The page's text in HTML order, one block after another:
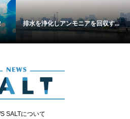
排水を浄化しアンモニアを回収す...
SALTについて